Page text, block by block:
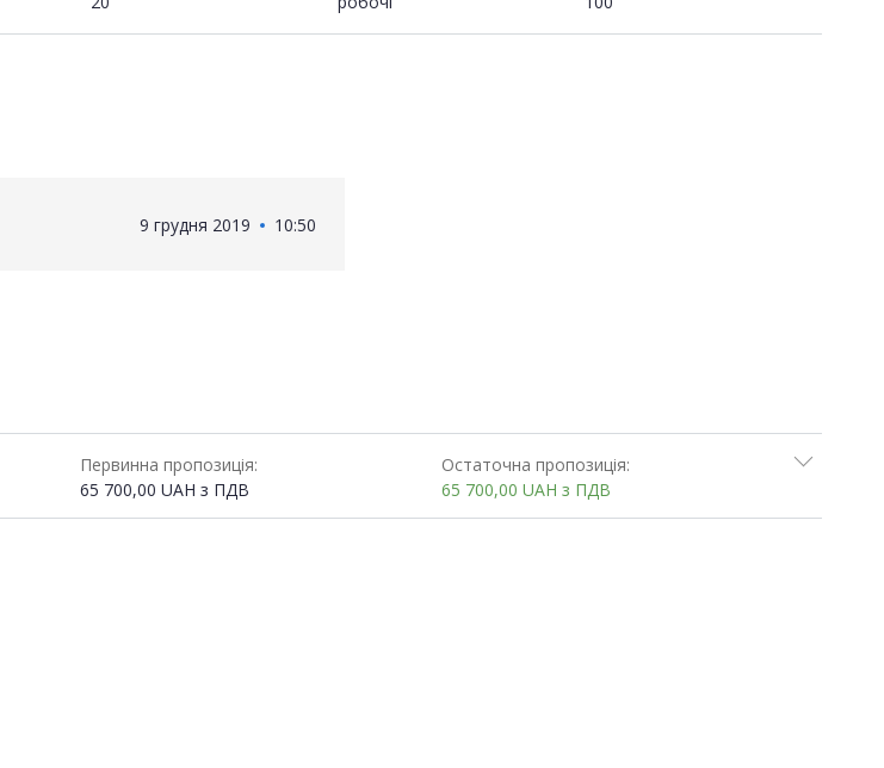
9 грудня 2019 10:50
Первинна пропозиція:
65 700,00 UAH з ПДВ
Остаточна пропозиція:
65 700,00UAHз ПДВ